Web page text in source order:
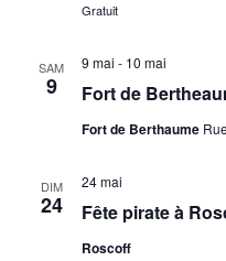
Gratuit
SAM
9 Fort de
9 mai - 10 mai
Fort de Berthaume
DIM
24 Fête pirate à
24 mai
Roscoff